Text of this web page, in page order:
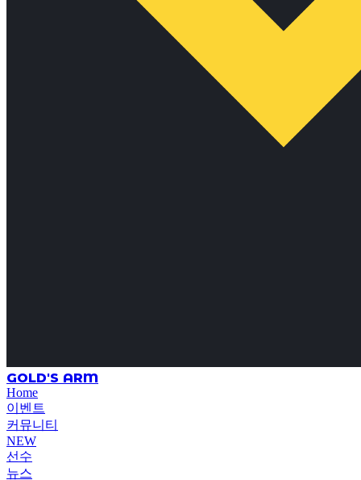
GOLD'S ARM
Home
이벤트
커뮤니티
NEW
선수
뉴스